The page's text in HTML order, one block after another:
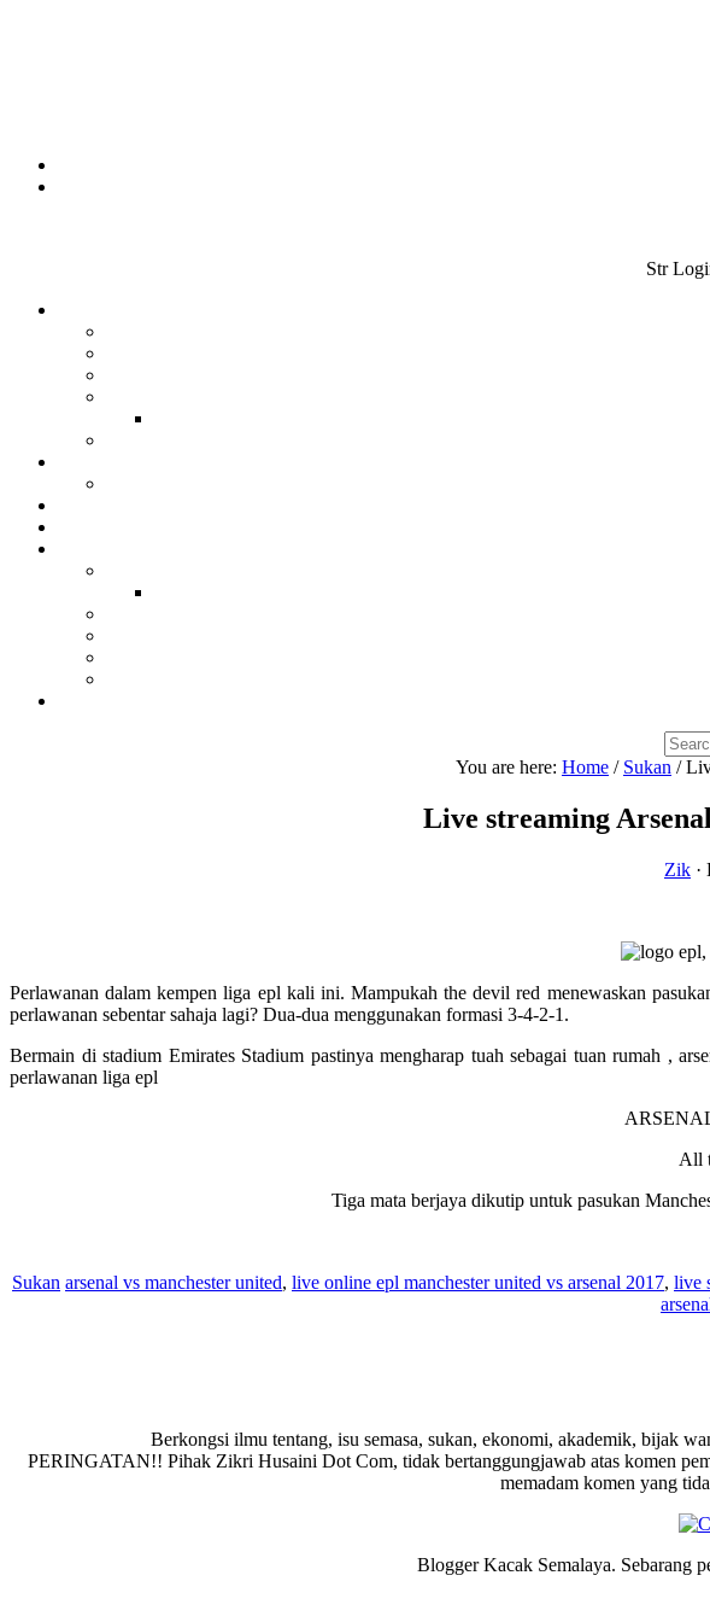
Str
this
You are here: Home / Sukan /
Live streaming
Zik ·
Perlawanan dalam kempen liga epl kali ini. Mampukah the devil red menewaskan
perlawanan sebentar sahaja lagi? Dua-dua menggunakan formasi 3-4-2-1.
Bermain di stadium Emirates Stadium pastinya mengharap tuah sebagai tuan rumah ,
perlawanan liga epl
All
Tiga mata berjaya dikutip untuk pasukan
Sukan arsenal vs manchester united, live online epl manchester united vs arsenal 2017, live
Berkongsi ilmu tentang, isu semasa, sukan, ekonomi, akademik, bijak
PERINGATAN!! Pihak Zikri Husaini Dot Com, tidak bertanggungjawab atas komen
memadam komen yang
Blogger Kacak Semalaya. Sebarang